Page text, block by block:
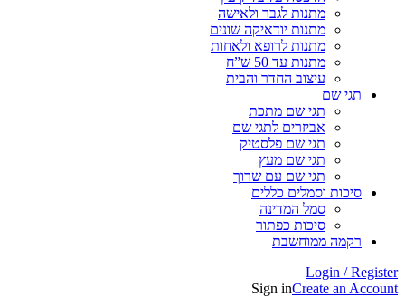
מתנות לגבר ולאישה
מתנות יודאיקה שונים
מתנות לרופא ולאחות
מתנות עד 50 ש”ח
עיצוב החדר והבית
תגי שם
תגי שם מתכת
אביזרים לתגי שם
תגי שם פלסטיק
תגי שם מעץ
תגי שם עם שרוך
סיכות וסמלים כללים
סמל המדינה
סיכות כפתור
רקמה ממוחשבת
Login / Register
Sign inCreate an Account